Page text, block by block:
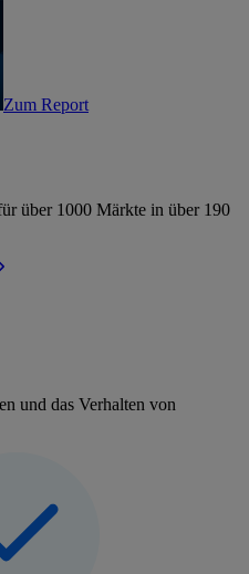
Zum Report
über 1000 Märkte in über 190
und das Verhalten von